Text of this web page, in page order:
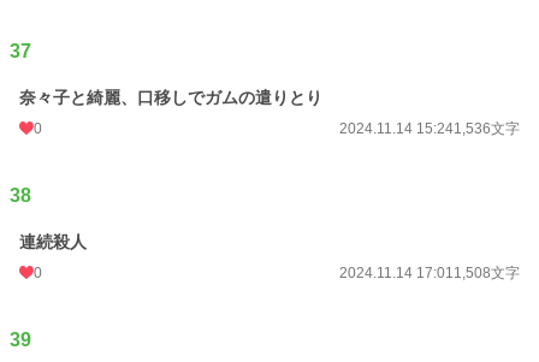
37
奈々子と綺麗、口移しでガムの遣りとり
0 2024.11.14 15:241,536文字
38
連続殺人
0 2024.11.14 17:011,508文字
39